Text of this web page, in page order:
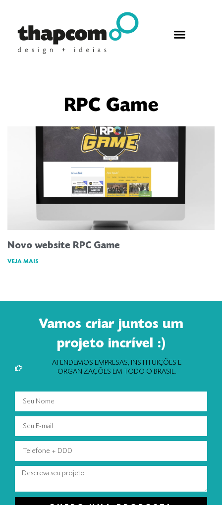
RPC Game
Novo website RPC Game
VEJA MAIS
Vamos criar juntos um
projeto incrível :)
ATENDEMOS EMPRESAS, INSTITUIÇÕES E
ORGANIZAÇÕES EM TODO O BRASIL.